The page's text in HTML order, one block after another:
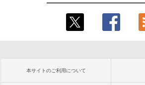
本サイトのご利用について